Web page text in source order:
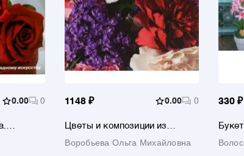
0.00 0 1148 ₽ 0.00 0
Цветы и композиции из
Воробьева Ольга Михайловна
330 ₽